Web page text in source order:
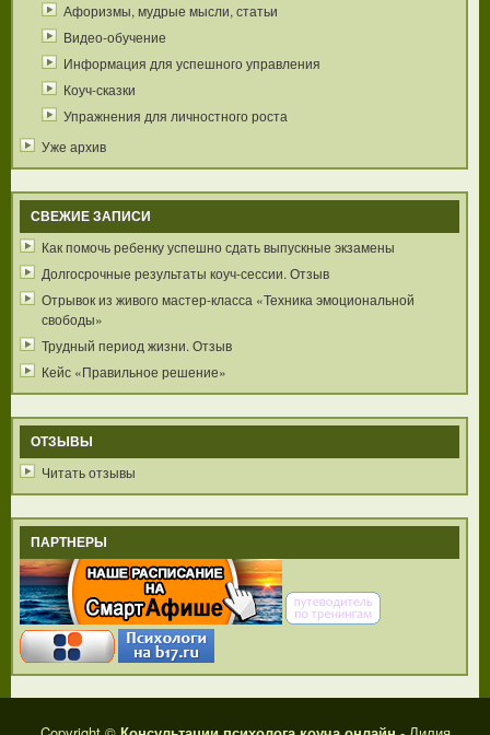
Афоризмы, мудрые мысли, статьи
Видео-обучение
Информация для успешного управления
Коуч-сказки
Упражнения для личностного роста
Уже архив
СВЕЖИЕ ЗАПИСИ
Как помочь ребенку успешно сдать выпускные экзамены
Долгосрочные результаты коуч-сессии. Отзыв
Отрывок из живого мастер-класса «Техника эмоциональной
свободы»
Трудный период жизни. Отзыв
Кейс «Правильное решение»
ОТЗЫВЫ
Читать отзывы
ПАРТНЕРЫ